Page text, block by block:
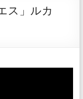
ス」ルカ